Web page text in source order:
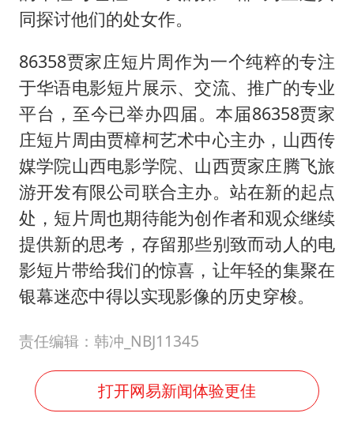
同探讨他们的处女作。
86358贾家庄短片周作为一个纯粹的专注
于华语电影短片展示、交流、推广的专业
平台，至今已举办四届。本届86358贾家
庄短片周由贾樟柯艺术中心主办，山西传
媒学院山西电影学院、山西贾家庄腾飞旅
游开发有限公司联合主办。站在新的起点
处，短片周也期待能为创作者和观众继续
提供新的思考，存留那些别致而动人的电
影短片带给我们的惊喜，让年轻的集聚在
银幕迷恋中得以实现影像的历史穿梭。
责任编辑：韩冲_NBJ11345
打开网易新闻体验更佳